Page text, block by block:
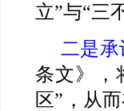
立”与“三
二是承
条文》，
区”，从